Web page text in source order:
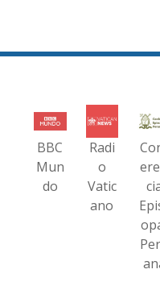
BBC
Mun
do
Radi
o
Vatic
ano